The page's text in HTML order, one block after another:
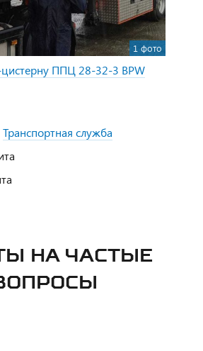
1 фото
ППЦ 28-32-3 BPW
Транспортная служба
НА ЧАСТЫЕ